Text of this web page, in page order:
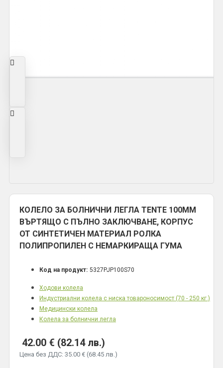
КОЛЕЛО ЗА БОЛНИЧНИ ЛЕГЛА TENTE 100ММ
ВЪРТЯЩО С ПЪЛНО ЗАКЛЮЧВАНЕ, КОРПУС
ОТ СИНТЕТИЧЕН МАТЕРИАЛ РОЛКА
ПОЛИПРОПИЛЕН С НЕМАРКИРАЩА ГУМА
42.00 € (82.14 лв.)
Цена без ДДС: 35.00 € (68.45 лв.)
Код на продукт: 5327PJP100S70
Ходови колела
Индустриални колела с ниска товароносимост (70 - 250 кг.)
Медицински колела
Колела за болнични легла